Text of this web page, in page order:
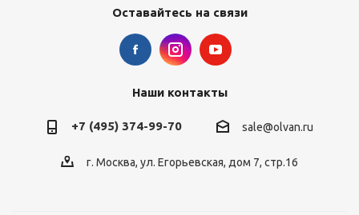
Оставайтесь на связи
Наши контакты
+7 (495) 374-99-70 sale@olvan.ru
г. Москва, ул. Егорьевская, дом 7, стр.16